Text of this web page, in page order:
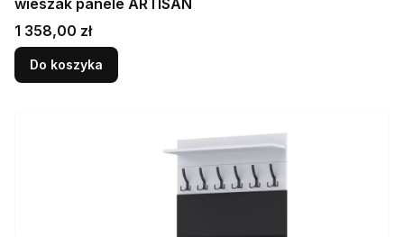
wieszak panele ARTISAN
Cena
1 358,00 zł
Do koszyka